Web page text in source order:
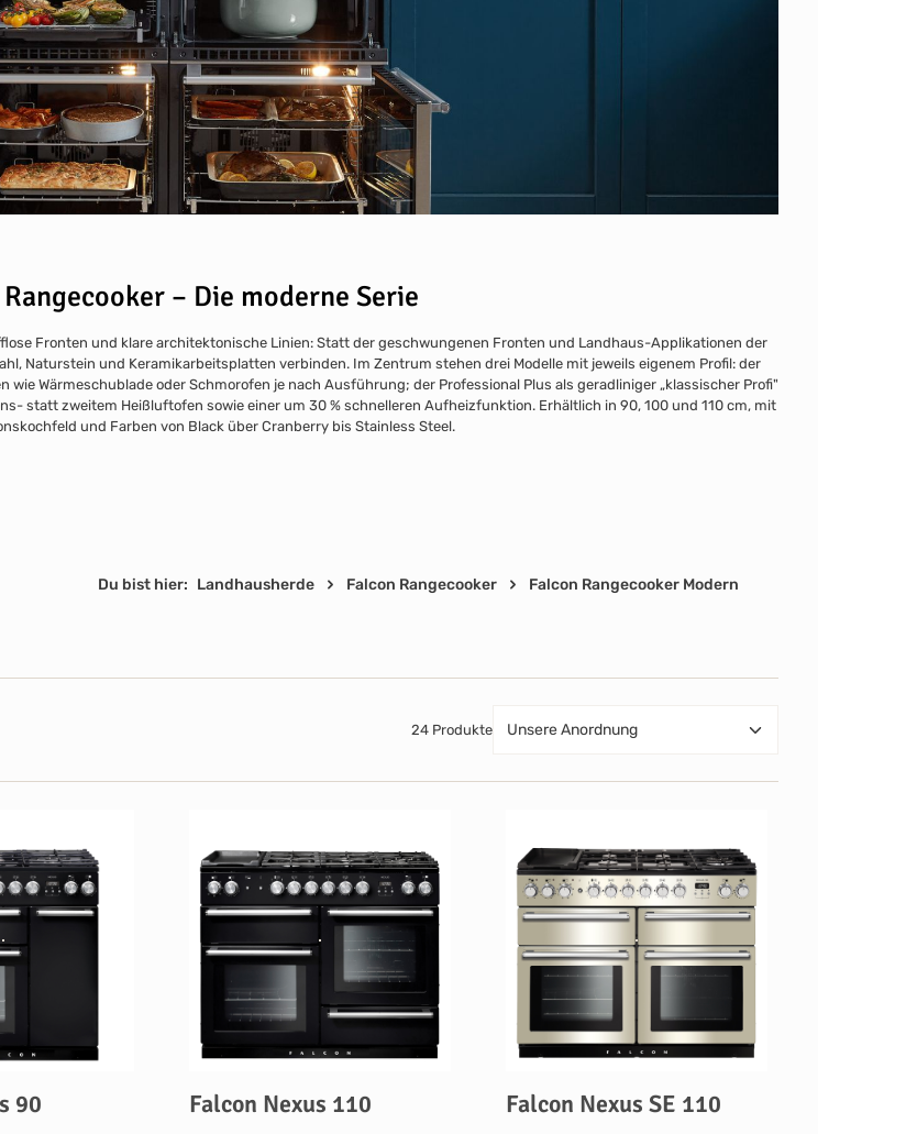
– Die moderne Serie
Fronten und klare architektonische Linien: Statt der geschwungenen Fronten und Landhaus-Applikationen der
Naturstein und Keramikarbeitsplatten verbinden. Im Zentrum stehen drei Modelle mit jeweils eigenem Profil: der
Wärmeschublade oder Schmorofen je nach Ausführung; der Professional Plus als geradliniger „klassischer Profi"
statt zweitem Heißluftofen sowie einer um 30 % schnelleren Aufheizfunktion. Erhältlich in 90, 100 und 110 cm, mit
und Farben von Black über Cranberry bis Stainless Steel.
Du bist hier: Landhausherde Falcon Rangecooker Falcon Rangecooker Modern
24 Produkte
90 Falcon Nexus 110 Falcon Nexus SE 110